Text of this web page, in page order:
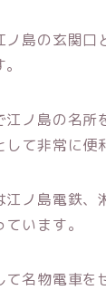
ノ島の玄関口
江ノ島の名所
て非常に便
江ノ島電鉄、
います。
て名物電車を